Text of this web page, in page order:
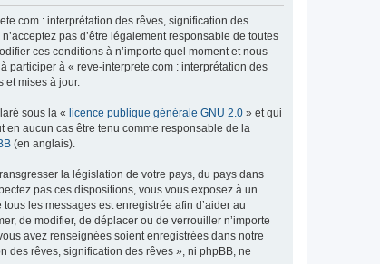
: interprétation des rêves, signification des
pas d’être légalement responsable de toutes
ces conditions à n’importe quel moment et nous
participer à « reve-interprete.com : interprétation des
et mises à jour.
sous la « licence publique générale GNU 2.0 » et qui
aucun cas être tenu comme responsable de la
(en anglais).
la législation de votre pays, du pays dans
pas ces dispositions, vous vous exposez à un
les messages est enregistrée afin d’aider au
de modifier, de déplacer ou de verrouiller n’importe
avez renseignées soient enregistrées dans notre
des rêves, signification des rêves », ni phpBB, ne